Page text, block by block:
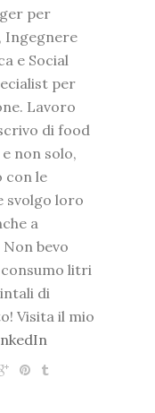
per
Ingegnere
e Social
per
Lavoro
di food
non solo,
con le
svolgo loro
a
bevo
litri
di
Visita il mio